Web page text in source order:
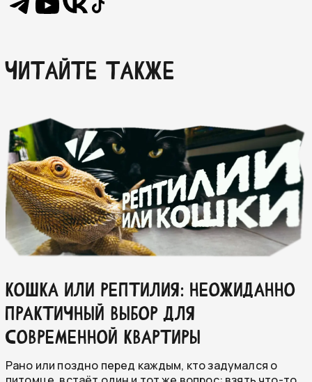
ЧИТАЙТЕ ТАКЖЕ
КОШКА ИЛИ РЕПТИЛИЯ: НЕОЖИДАННО
ПРАКТИЧНЫЙ ВЫБОР ДЛЯ
СОВРЕМЕННОЙ КВАРТИРЫ
Рано или поздно перед каждым, кто задумался о